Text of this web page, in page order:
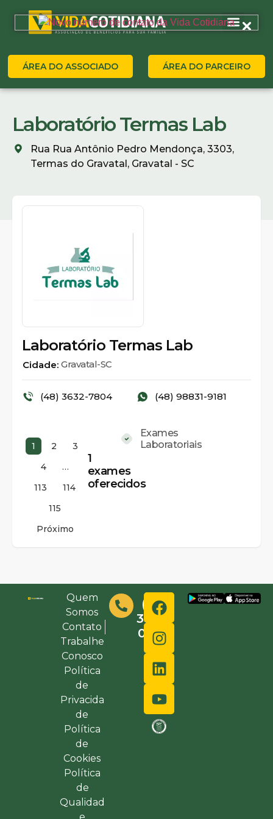
ÁREA DO ASSOCIADO ÁREA DO PARCEIRO
Laboratório Termas Lab
Rua Rua Antônio Pedro Mendonça, 3303,
Termas do Gravatal, Gravatal - SC
Laboratório Termas Lab
Cidade: Gravatal-SC
(48) 3632-7804 (48) 98831-9181
1 2
3
4
…
113
114
115
Próximo
1
exames
oferecidos
Exames
Laboratoriais
Quem
Somos
Contato
Trabalhe
Conosco
Política
de
Privacida
de
Política
de
Cookies
Política
de
Qualidad
(48)
3632-
0000